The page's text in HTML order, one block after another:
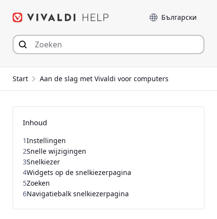
naar
Taal
Start Aan de slag met Vivaldi voor computers
Inhoud
1Instellingen
2Snelle wijzigingen
3Snelkiezer
4Widgets op de snelkiezerpagina
5Zoeken
6Navigatiebalk snelkiezerpagina